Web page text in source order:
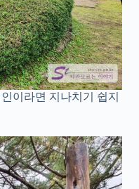
이라면 지나치기 쉽지